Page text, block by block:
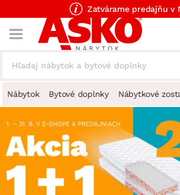
Zatvárame predajňu v
Nábytok Bytové doplnky Nábytkové